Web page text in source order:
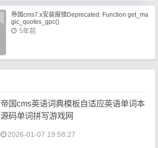
帝国cms7.x安装报错Deprecated: Function get_ma
gic_quotes_gpc()
5年前
帝国cms英语词典模板自适应英语单词本
源码单词拼写游戏网
2026-01-07 19:58:27